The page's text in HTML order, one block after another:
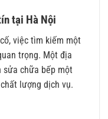
tại Hà Nội
việc tìm kiếm một
trọng. Một địa
sửa chữa bếp một
lượng dịch vụ.